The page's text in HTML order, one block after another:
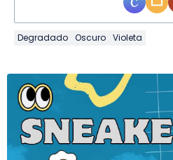
Degradado Oscuro Violeta